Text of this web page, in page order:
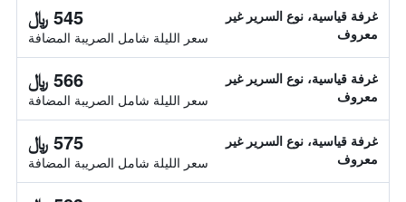
غرفة قياسية، نوع السرير غير
معروف
545 ﷼
سعر الليلة شامل الصريبة المضافة
غرفة قياسية، نوع السرير غير
معروف
566 ﷼
سعر الليلة شامل الصريبة المضافة
غرفة قياسية، نوع السرير غير
معروف
575 ﷼
سعر الليلة شامل الصريبة المضافة